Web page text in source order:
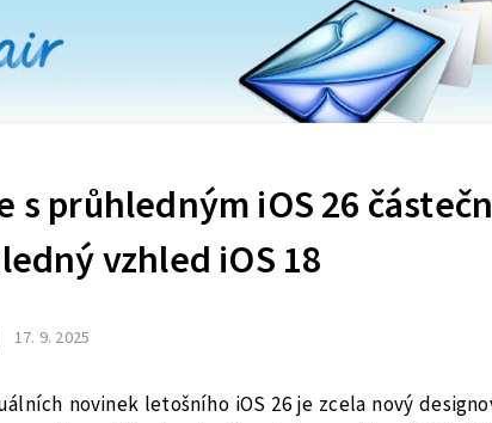
s průhledným iOS 26
vzhled iOS 18
17. 9. 2025
novinek letošního iOS 26 je zcela nový